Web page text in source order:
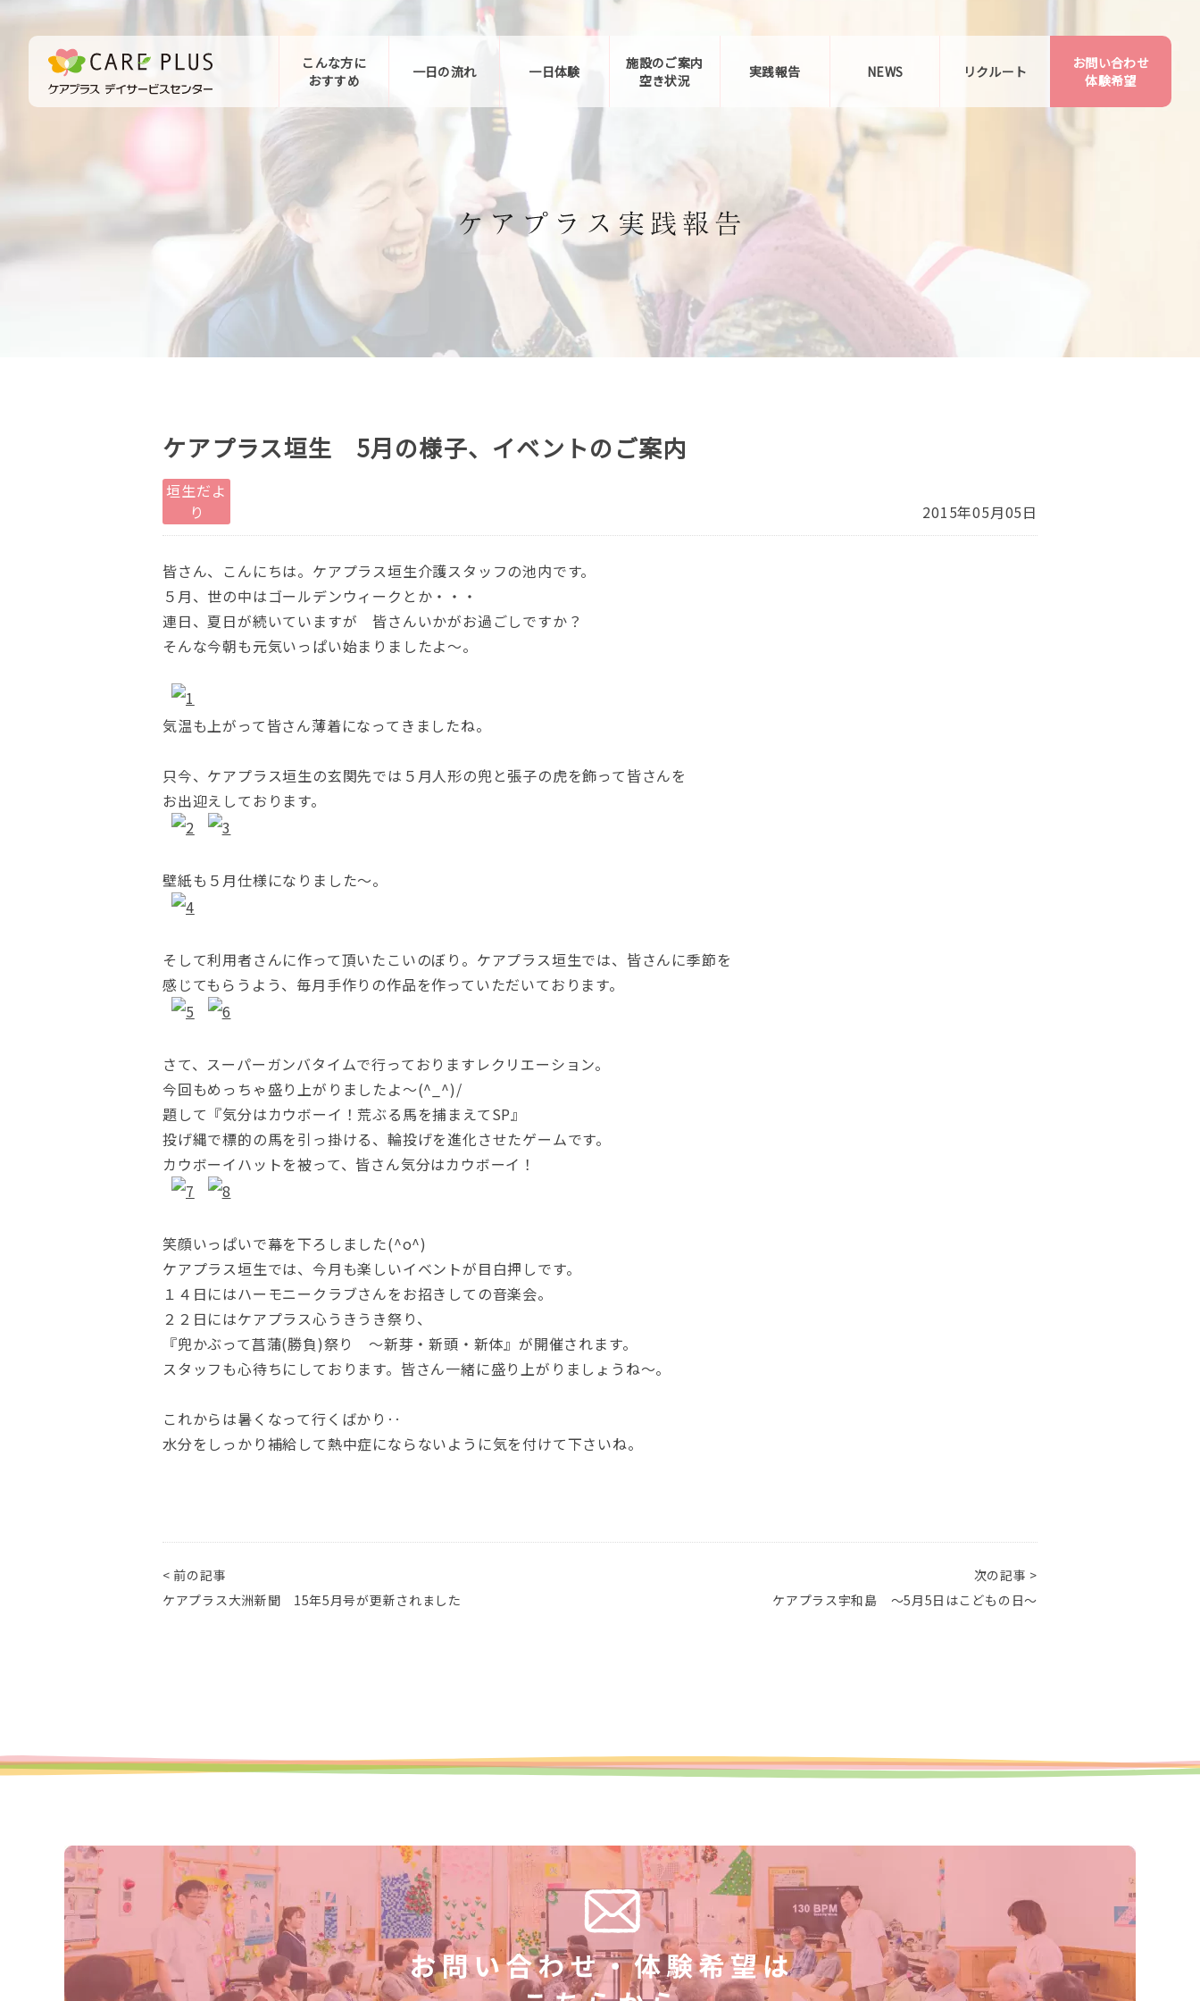
こんな方に
おすすめ
一日の流れ 一日体験
施設のご案内
空き状況
実践報告 NEWS リクルート
お問い合わせ
お問い合わせ
体験希望
ケアプラス垣生 5月の様子、イベントのご案内
垣生だよ
り
2015年05月05日
皆さん、こんにちは。ケアプラス垣生介護スタッフの池内です。
５月、世の中はゴールデンウィークとか・・・
連日、夏日が続いていますが 皆さんいかがお過ごしですか？
そんな今朝も元気いっぱい始まりましたよ～。
気温も上がって皆さん薄着になってきましたね。
只今、ケアプラス垣生の玄関先では５月人形の兜と張子の虎を飾って皆さんを
お出迎えしております。
壁紙も５月仕様になりました～。
そして利用者さんに作って頂いたこいのぼり。ケアプラス垣生では、皆さんに季節を
感じてもらうよう、毎月手作りの作品を作っていただいております。
さて、スーパーガンバタイムで行っておりますレクリエーション。
今回もめっちゃ盛り上がりましたよ～(^_^)/
題して『気分はカウボーイ！荒ぶる馬を捕まえてSP』
投げ縄で標的の馬を引っ掛ける、輪投げを進化させたゲームです。
カウボーイハットを被って、皆さん気分はカウボーイ！
笑顔いっぱいで幕を下ろしました(^o^)
ケアプラス垣生では、今月も楽しいイベントが目白押しです。
１４日にはハーモニークラブさんをお招きしての音楽会。
２２日にはケアプラス心うきうき祭り、
『兜かぶって菖蒲(勝負)祭り ～新芽・新頭・新体』が開催されます。
スタッフも心待ちにしております。皆さん一緒に盛り上がりましょうね～。
これからは暑くなって行くばかり‥
水分をしっかり補給して熱中症にならないように気を付けて下さいね。
< 前の記事
ケアプラス大洲新聞 15年5月号が更新されました
次の記事 >
ケアプラス宇和島 ～5月5日はこどもの日～